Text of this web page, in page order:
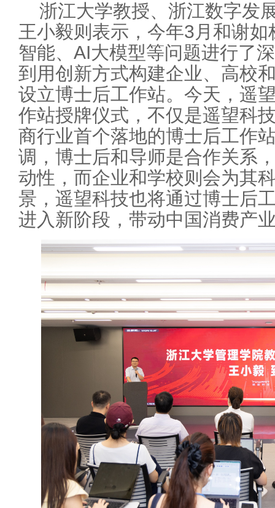
浙江大学教授、浙江数字发
王小毅则表示，今年3月和谢
智能、AI大模型等问题进行了
到用创新方式构建企业、高校
设立博士后工作站。今天，遥
作站授牌仪式，不仅是遥望科
商行业首个落地的博士后工作
调，博士后和导师是合作关系
动性，而企业和学校则会为其
景，遥望科技也将通过博士后
进入新阶段，带动中国消费产